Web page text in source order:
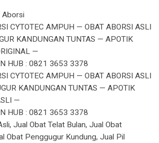
Aborsi
CYTOTEC AMPUH — OBAT ABORSI ASLI
KANDUNGAN TUNTAS — APOTIK
—
HUB : 0821 3653 3378
CYTOTEC AMPUH — OBAT ABORSI ASLI
KANDUNGAN TUNTAS — APOTIK
—
HUB : 0821 3653 3378
Jual Obat Telat Bulan, Jual Obat
Obat Penggugur Kundung, Jual Pil